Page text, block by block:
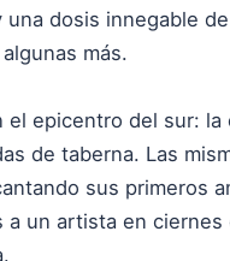
dosis innegable
más.
el epicentro del sur:
de taberna. Las
sus primeros
a un artista en